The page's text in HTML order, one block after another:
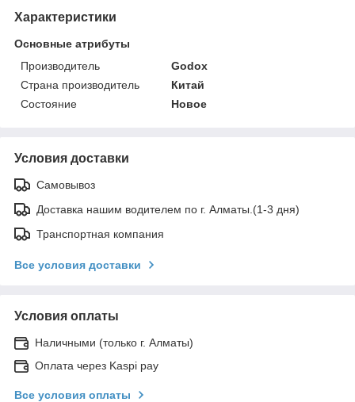
Характеристики
Основные атрибуты
Производитель
Godox
Страна производитель
Китай
Состояние
Новое
Условия доставки
Самовывоз
Доставка нашим водителем по г. Алматы.(1-3 дня)
Транспортная компания
Все условия доставки
Условия оплаты
Наличными (только г. Алматы)
Оплата через Kaspi pay
Все условия оплаты